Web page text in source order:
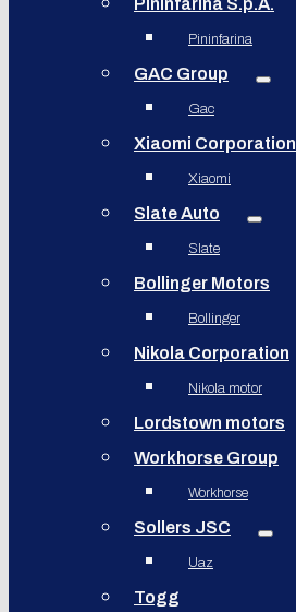
Pininfarina S.p.A.
Pininfarina
GAC Group
Gac
Xiaomi Corporation
Xiaomi
Slate Auto
Slate
Bollinger Motors
Bollinger
Nikola Corporation
Nikola motor
Lordstown motors
Workhorse Group
Workhorse
Sollers JSC
Uaz
Togg